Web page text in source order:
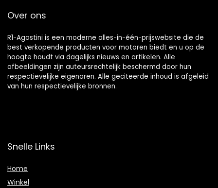
Over ons
R1-Agostini is een moderne alles-in-één-prijswebsite die de
best verkopende producten voor motoren biedt en u op de
hoogte houdt via dagelijks nieuws en artikelen. Alle
afbeeldingen zijn auteursrechtelijk beschermd door hun
respectievelijke eigenaren. Alle geciteerde inhoud is afgeleid
van hun respectievelijke bronnen.
Snelle Links
Home
Winkel